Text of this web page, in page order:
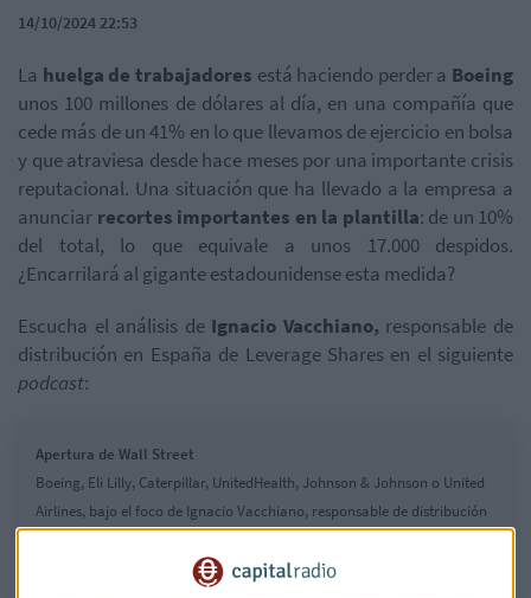
14/10/2024 22:53
La huelga de trabajadores está haciendo perder a Boeing
unos 100 millones de dólares al día, en una compañía que
cede más de un 41% en lo que llevamos de ejercicio en bolsa
y que atraviesa desde hace meses por una importante crisis
reputacional. Una situación que ha llevado a la empresa a
anunciar recortes importantes en la plantilla: de un 10%
del total, lo que equivale a unos 17.000 despidos.
¿Encarrilará al gigante estadounidense esta medida?
Escucha el análisis de Ignacio Vacchiano, responsable de
distribución en España de Leverage Sharesen el siguiente
podcast:
Apertura de Wall Street
Boeing, Eli Lilly, Caterpillar, UnitedHealth, Johnson & Johnson o United
Airlines, bajo el foco de Ignacio Vacchiano, responsable de distribución